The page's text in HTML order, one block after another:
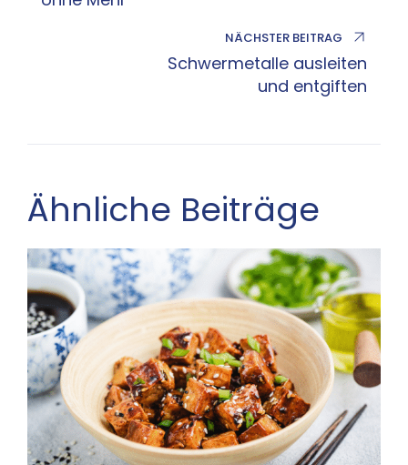
NÄCHSTER BEITRAG
Schwermetalle ausleiten
und entgiften
Ähnliche Beiträge